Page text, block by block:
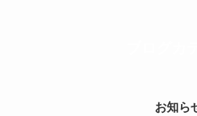
お知ら